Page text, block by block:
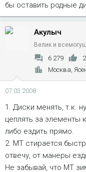
бы оставить родные
Акулыч
Велик и
6 279
Москва,
07.03.2008
1. Диски менять, т.к.
цеплять за элементы
либо ездить прямо.
2. МТ стирается
отвечу, от манеры
Не забывай, что МТ